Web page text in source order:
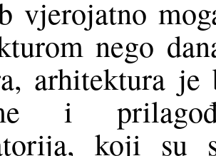
vjerojatno
nego
arhitektura
i
koji su